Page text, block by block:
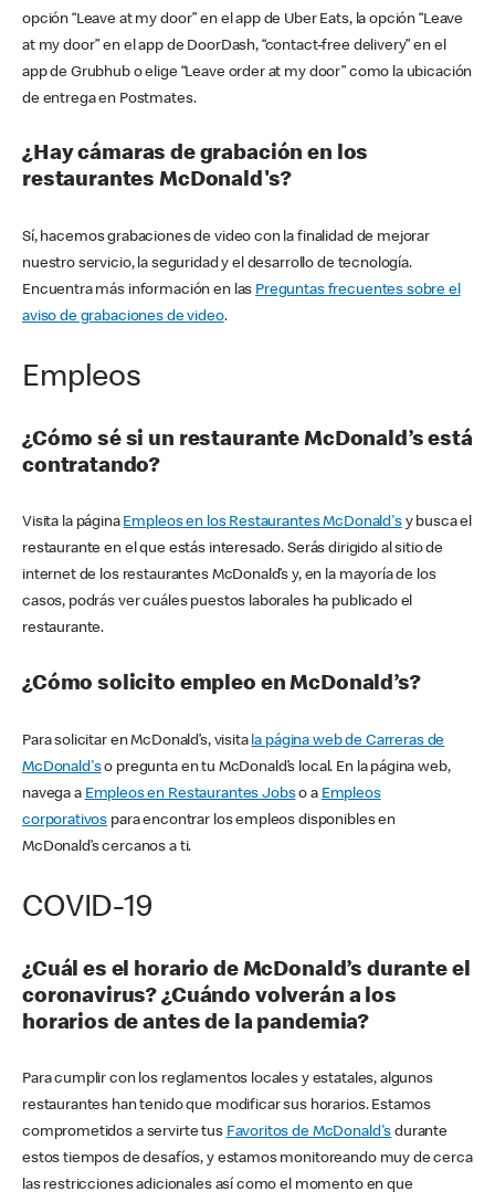
opción “Leave at my door” en el app de Uber Eats, la opción “Leave
at my door” en el app de DoorDash, “contact-free delivery” en el
app de Grubhub o elige “Leave order at my door” como la ubicación
de entrega en Postmates.
¿Hay cámaras de grabación en los
restaurantes McDonald's?
Sí, hacemos grabaciones de video con la finalidad de mejorar
nuestro servicio, la seguridad y el desarrollo de tecnología.
Encuentra más información en las Preguntas frecuentes sobre el
aviso de grabaciones de video.
Empleos
¿Cómo sé si un restaurante McDonald’s está
contratando?
Visita la página Empleos en los Restaurantes McDonald'sy busca el
restaurante en el que estás interesado. Serás dirigido al sitio de
internet de los restaurantes McDonald’s y, en la mayoría de los
casos, podrás ver cuáles puestos laborales ha publicado el
restaurante.
¿Cómo solicito empleo en McDonald’s?
Para solicitar en McDonald’s, visita la página web de Carreras de
McDonald'so pregunta en tu McDonald’s local. En la página web,
navega a Empleos en Restaurantes Jobso a Empleos
corporativos para encontrar los empleos disponibles en
McDonald’s cercanos a ti.
COVID-19
¿Cuál es el horario de McDonald’s durante el
coronavirus? ¿Cuándo volverán a los
horarios de antes de la pandemia?
Para cumplir con los reglamentos locales y estatales, algunos
restaurantes han tenido que modificar sus horarios. Estamos
comprometidos a servirte tus Favoritos de McDonald's durante
estos tiempos de desafíos, y estamos monitoreando muy de cerca
las restricciones adicionales así como el momento en que